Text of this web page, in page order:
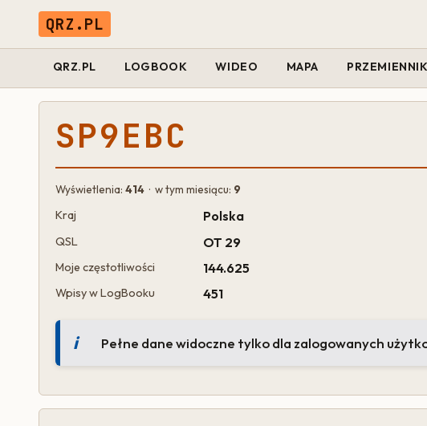
QRZ.PL
QRZ.PL LOGBOOK WIDEO MAPA
SP9EBC
Wyświetlenia: 414 · w tym miesiącu: 9
Kraj
Polska
QSL OT 29
Moje częstotliwości 144.625
Wpisy w LogBooku 451
Pełne dane widoczne tylko dla zalogowanych